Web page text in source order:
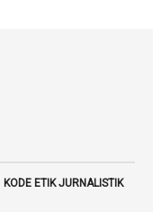
KODE ETIK JURNALISTIK